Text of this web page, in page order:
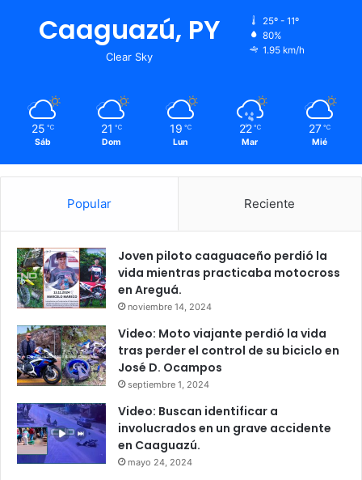
Caaguazú, PY
Clear Sky
25º - 11º
80%
1.95 km/h
25 ℃
Sáb
21 ℃
Dom
19 ℃
Lun
22 ℃
Mar
27 ℃
Mié
Popular Reciente
Joven piloto caaguaceño perdió la
vida mientras practicaba motocross
en Areguá.
noviembre 14, 2024
Video: Moto viajante perdió la vida
tras perder el control de su biciclo en
José D. Ocampos
septiembre 1, 2024
Video: Buscan identificar a
involucrados en un grave accidente
en Caaguazú.
mayo 24, 2024